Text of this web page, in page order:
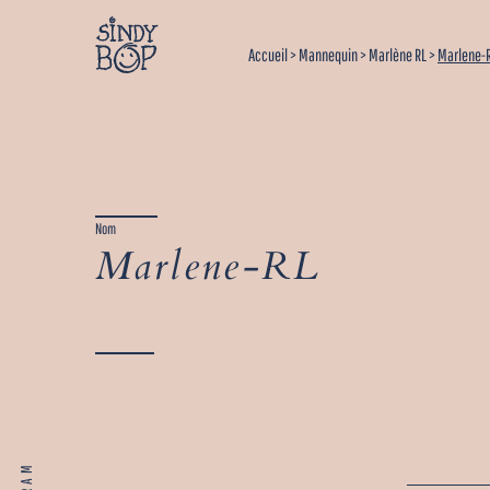
Accueil>Mannequin>Marlène RL >Marlene-
Nom
Marlene-RL